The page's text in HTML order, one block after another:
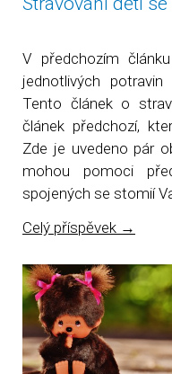
V předchozím
jednotlivých
Tento článek o
článek předchozí,
Zde je uvedeno pár
mohou pomoci
spojených se stomií
Celý příspěvek →